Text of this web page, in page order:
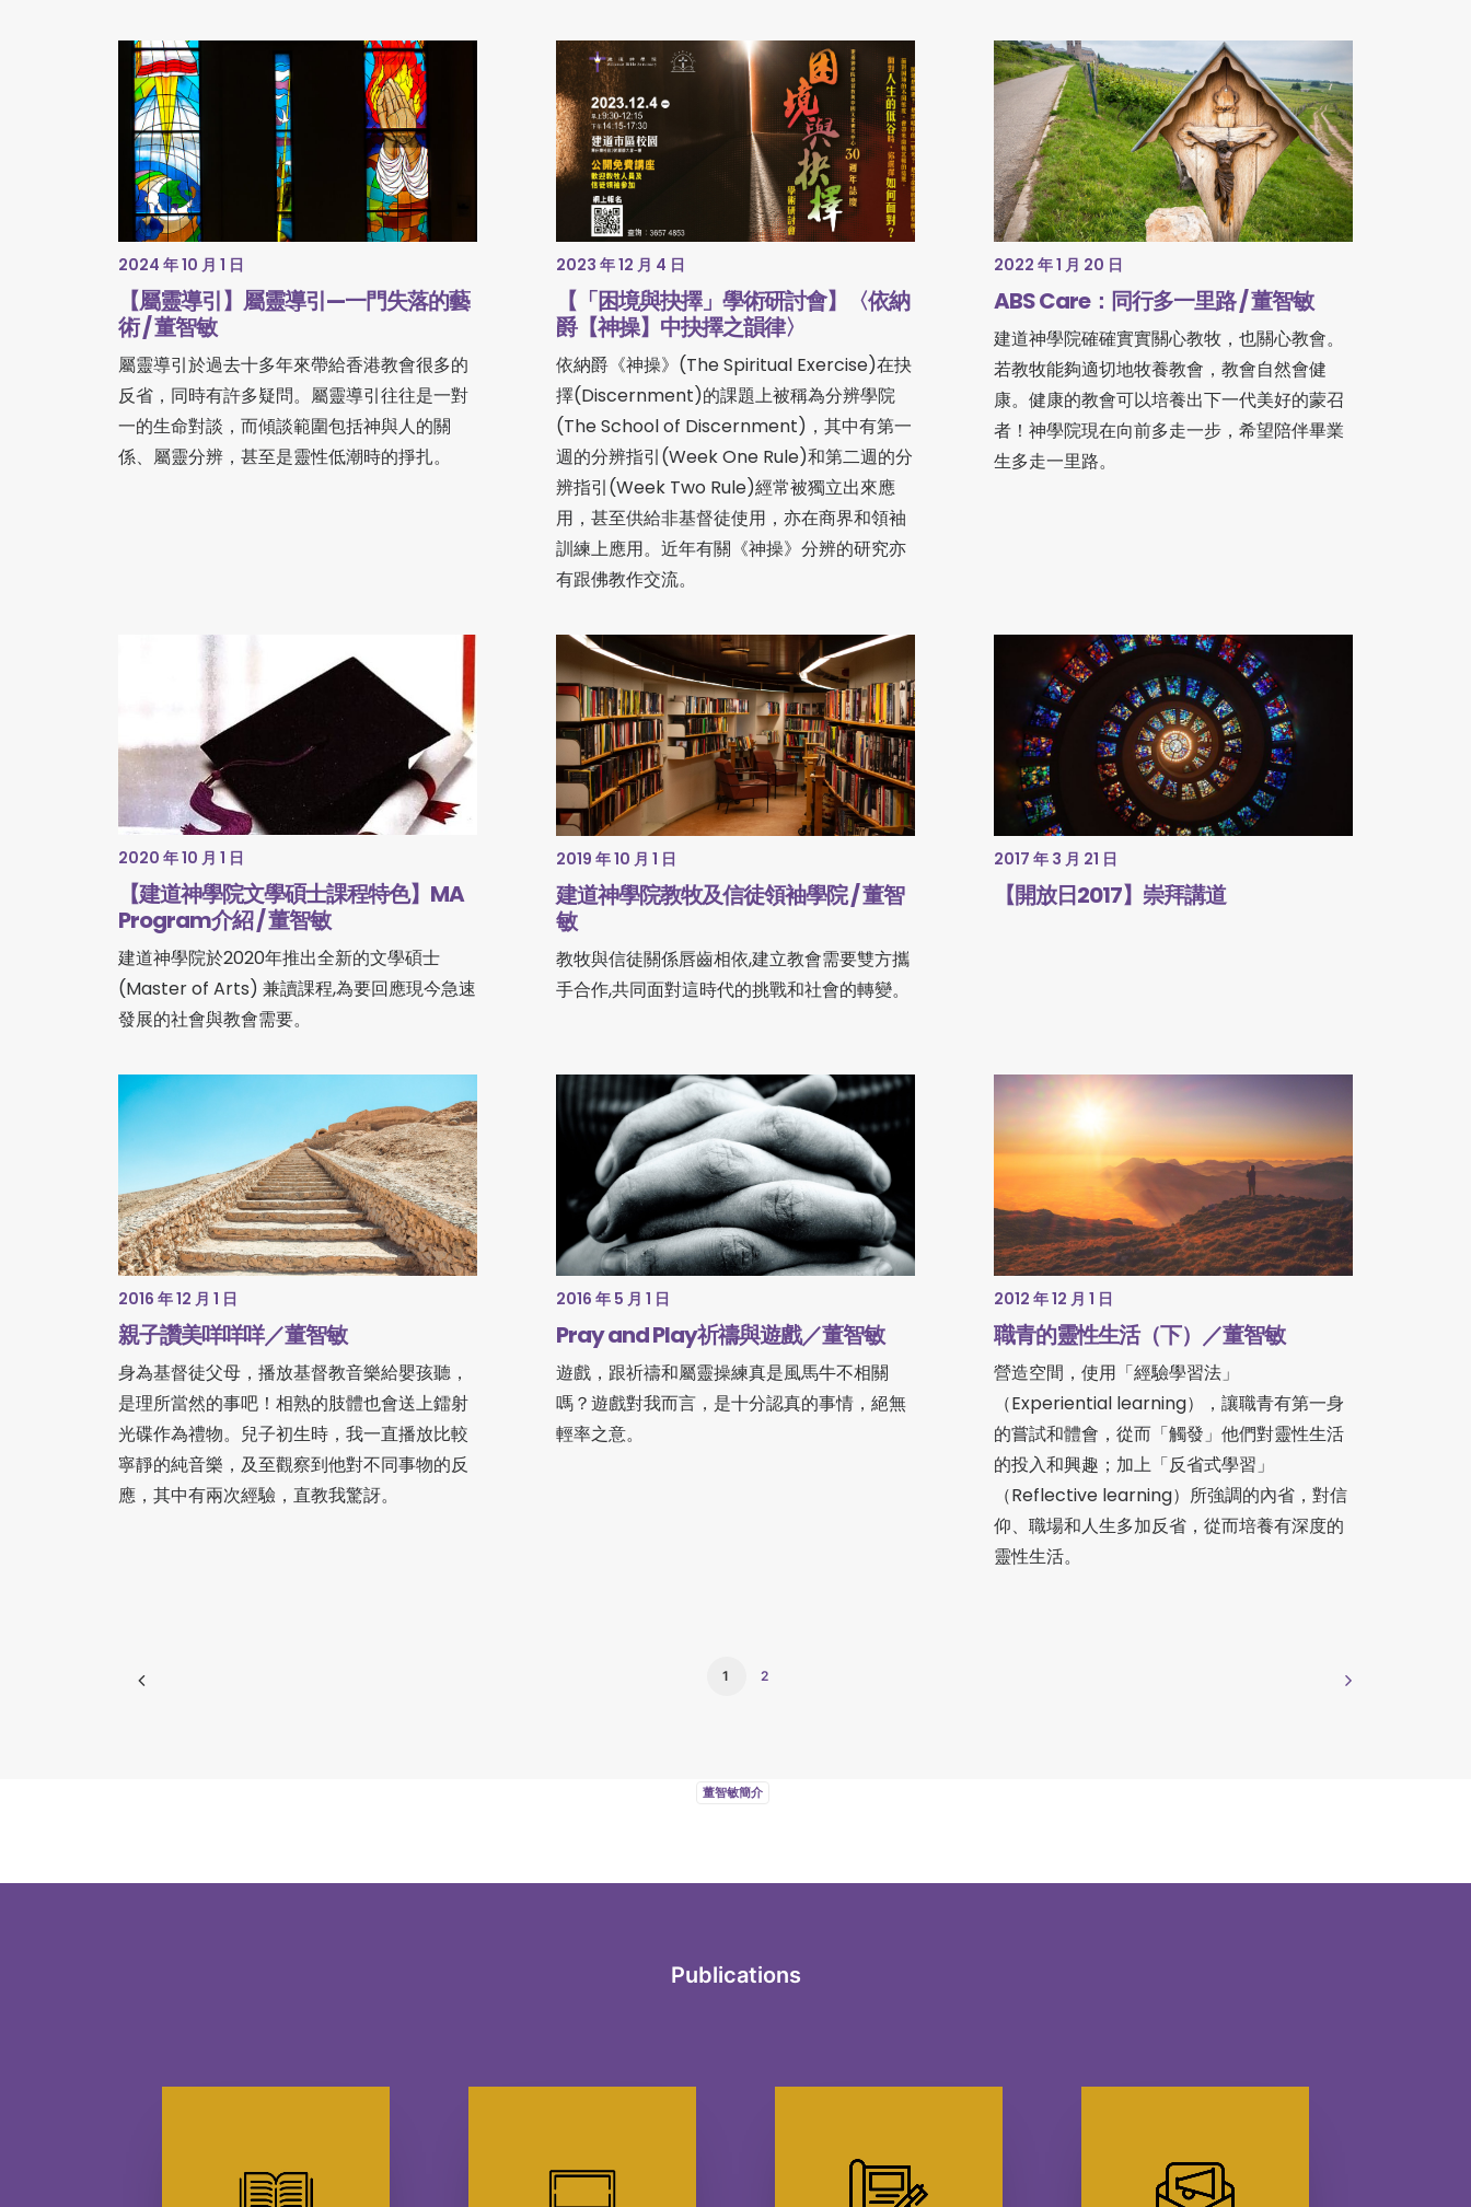
2024 年 10 月 1 日
【屬靈導引】屬靈導引—一門失落的藝
術 / 董智敏
屬靈導引於過去十多年來帶給香港教會很多的
反省，同時有許多疑問。屬靈導引往往是一對
一的生命對談，而傾談範圍包括神與人的關
係、屬靈分辨，甚至是靈性低潮時的掙扎。
2023 年 12 月 4 日
【「困境與抉擇」學術研討會】〈依納
爵【神操】中抉擇之韻律〉
依納爵《神操》(The Spiritual Exercise)在抉
擇(Discernment)的課題上被稱為分辨學院
(The School of Discernment)，其中有第一
週的分辨指引(Week One Rule)和第二週的分
辨指引(Week Two Rule)經常被獨立出來應
用，甚至供給非基督徒使用，亦在商界和領袖
訓練上應用。近年有關《神操》分辨的研究亦
有跟佛教作交流。
2022 年 1 月 20 日
ABS Care：同行多一里路 / 董智敏
建道神學院確確實實關心教牧，也關心教會。
若教牧能夠適切地牧養教會，教會自然會健
康。健康的教會可以培養出下一代美好的蒙召
者！神學院現在向前多走一步，希望陪伴畢業
生多走一里路。
2020 年 10 月 1 日
【建道神學院文學碩士課程特色】MA
Program介紹 / 董智敏
建道神學院於2020年推出全新的文學碩士
(Master of Arts) 兼讀課程,為要回應現今急速
發展的社會與教會需要。
2019 年 10 月 1 日
建道神學院教牧及信徒領袖學院 / 董智
敏
教牧與信徒關係唇齒相依,建立教會需要雙方攜
手合作,共同面對這時代的挑戰和社會的轉變。
2017 年 3 月 21 日
【開放日2017】崇拜講道
2016 年 12 月 1 日
親子讚美咩咩咩／董智敏
身為基督徒父母，播放基督教音樂給嬰孩聽，
是理所當然的事吧！相熟的肢體也會送上鐳射
光碟作為禮物。兒子初生時，我一直播放比較
寧靜的純音樂，及至觀察到他對不同事物的反
應，其中有兩次經驗，直教我驚訝。
2016 年 5 月 1 日
Pray and Play祈禱與遊戲／董智敏
遊戲，跟祈禱和屬靈操練真是風馬牛不相關
嗎？遊戲對我而言，是十分認真的事情，絕無
輕率之意。
2012 年 12 月 1 日
職青的靈性生活（下）／董智敏
營造空間，使用「經驗學習法」
（Experiential learning），讓職青有第一身
的嘗試和體會，從而「觸發」他們對靈性生活
的投入和興趣；加上「反省式學習」
（Reflective learning）所強調的內省，對信
仰、職場和人生多加反省，從而培養有深度的
靈性生活。
1 2
董智敏簡介
Publications